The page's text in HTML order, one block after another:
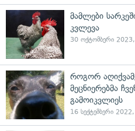
მამლები
კვლევა
30 ოქტომბერი
როგორ
მეცნიერებმა
გამოიკვლიეს
16 სექტემბერი